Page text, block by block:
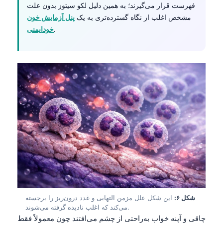
فهرست قرار می‌گیرند؛ به همین دلیل لکو سیتوز بدون علت
مشخص اغلب از نگاه گسترده‌تری به یک پنل آزمایش خون
خودایمنی.
شکل ۶:
این شکل علل مزمن التهابی و غدد درون‌ریز را برجسته
می‌کند که اغلب نادیده گرفته می‌شوند.
چاقی و آپنه خواب به‌راحتی از چشم می‌افتند چون معمولاً فقط